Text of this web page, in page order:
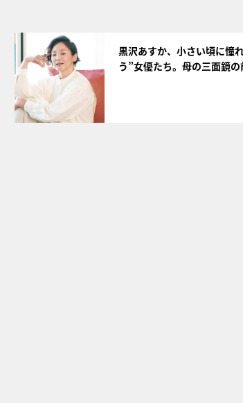
黒沢あすか、小さい頃に憧
う”女優たち。母の三面鏡